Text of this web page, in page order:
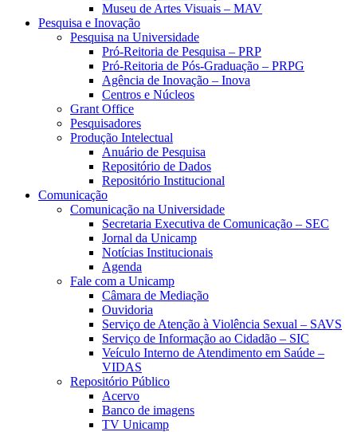
Museu de Artes Visuais – MAV
Pesquisa e Inovação
Pesquisa na Universidade
Pró-Reitoria de Pesquisa – PRP
Pró-Reitoria de Pós-Graduação – PRPG
Agência de Inovação – Inova
Centros e Núcleos
Grant Office
Pesquisadores
Produção Intelectual
Anuário de Pesquisa
Repositório de Dados
Repositório Institucional
Comunicação
Comunicação na Universidade
Secretaria Executiva de Comunicação – SEC
Jornal da Unicamp
Notícias Institucionais
Agenda
Fale com a Unicamp
Câmara de Mediação
Ouvidoria
Serviço de Atenção à Violência Sexual – SAVS
Serviço de Informação ao Cidadão – SIC
Veículo Interno de Atendimento em Saúde –
VIDAS
Repositório Público
Acervo
Banco de imagens
TV Unicamp